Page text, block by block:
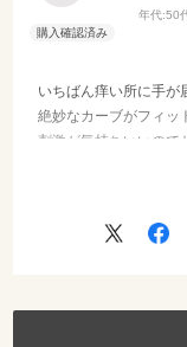
年代:50
いちばん痒い所に手が
絶妙なカーブがフィ
刺激が気持ちいいの
浴室で使用するので